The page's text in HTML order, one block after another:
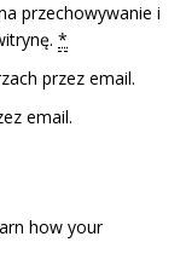
przechowywanie i
*
przez email.
email.
how your